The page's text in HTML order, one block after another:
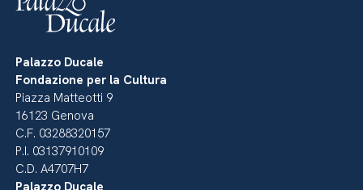
Palazzo Ducale
Fondazione per la Cultura
Piazza Matteotti 9
16123 Genova
C.F. 03288320157
P.I. 03137910109
C.D. A4707H7
Palazzo Ducale